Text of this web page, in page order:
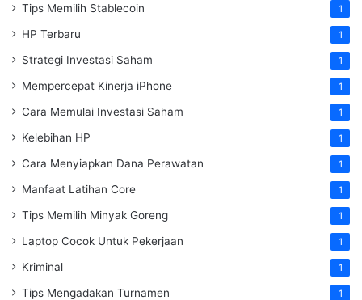
Tips Memilih Stablecoin 1
HP Terbaru 1
Strategi Investasi Saham 1
Mempercepat Kinerja iPhone 1
Cara Memulai Investasi Saham 1
Kelebihan HP 1
Cara Menyiapkan Dana Perawatan 1
Manfaat Latihan Core 1
Tips Memilih Minyak Goreng 1
Laptop Cocok Untuk Pekerjaan 1
Kriminal 1
Tips Mengadakan Turnamen 1